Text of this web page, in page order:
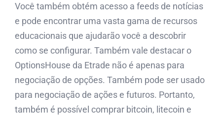
Você também obtém acesso a feeds de notícias
e pode encontrar uma vasta gama de recursos
educacionais que ajudarão você a descobrir
como se configurar. Também vale destacar o
OptionsHouse da Etrade não é apenas para
negociação de opções. Também pode ser usado
para negociação de ações e futuros. Portanto,
também é possível comprar bitcoin, litecoin e